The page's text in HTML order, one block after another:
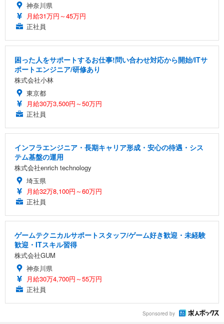
神奈川県
月給31万円～45万円
正社員
困った人をサポートするお仕事!問い合わせ対応から開始/ITサ
ポートエンジニア/研修あり
株式会社小林
東京都
月給30万3,500円～50万円
正社員
インフラエンジニア・長期キャリア形成・安心の待遇・シス
テム基盤の運用
株式会社enrich technology
埼玉県
月給32万8,100円～60万円
正社員
ゲームテクニカルサポートスタッフ/ゲーム好き歓迎・未経験
歓迎・ITスキル習得
株式会社GUM
神奈川県
月給30万4,700円～55万円
正社員
Sponsored by